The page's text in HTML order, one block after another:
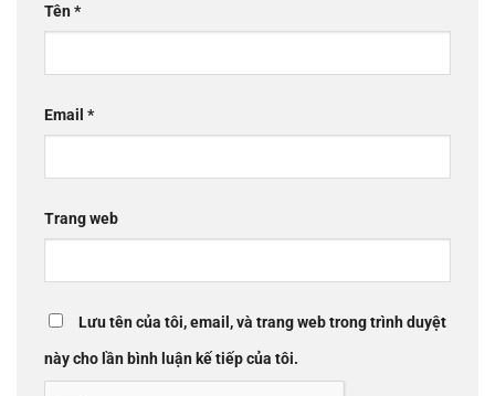
Tên*
Email *
Trang web
Lưu tên của tôi, email, và trang web trong trình duyệt
này cho lần bình luận kế tiếp của tôi.